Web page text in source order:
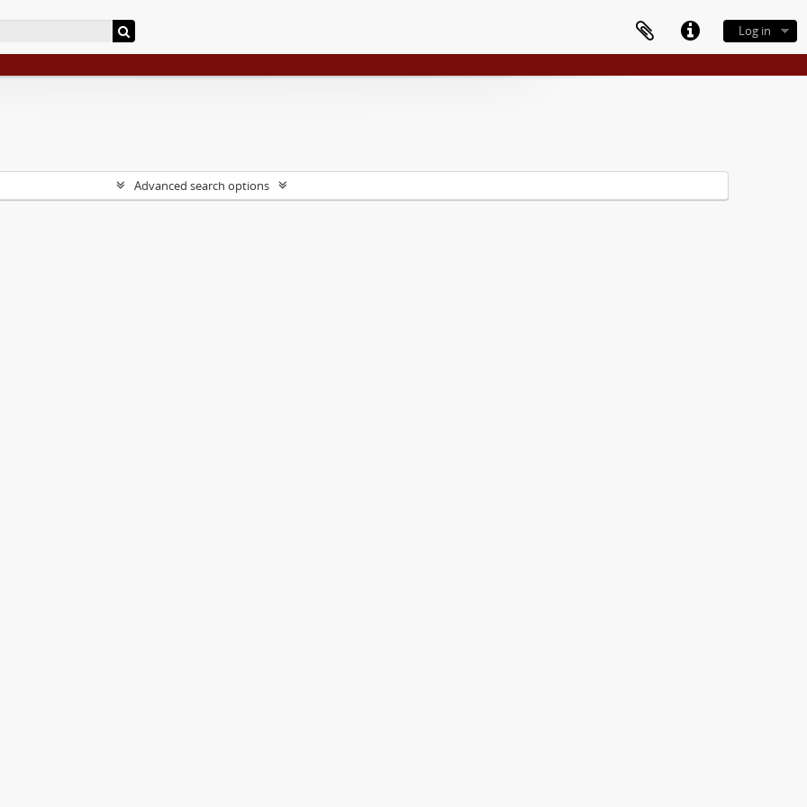
Log in
Advanced search options